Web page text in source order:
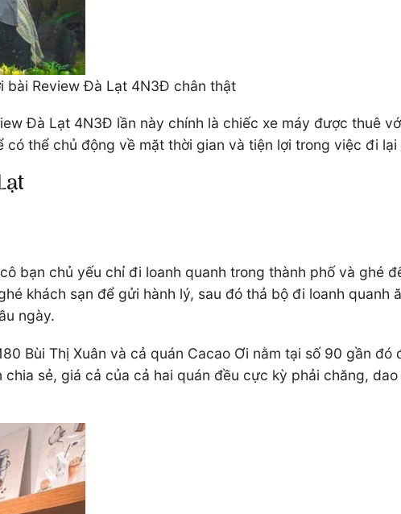
bài Review Đà Lạt 4N3Đ chân thật
Đà Lạt 4N3Đ lần này chính là chiếc xe máy được thuê
thể chủ động về mặt thời gian và tiện lợi trong việc đi lại
bạn chủ yếu chỉ đi loanh quanh trong thành phố và ghé
khách sạn để gửi hành lý, sau đó thả bộ đi loanh quanh
ngày.
Bùi Thị Xuân và cả quán Cacao Ơi nằm tại số 90 gần
sẻ, giá cả của cả hai quán đều cực kỳ phải chăng,